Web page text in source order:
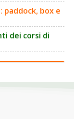
box e
dei corsi di